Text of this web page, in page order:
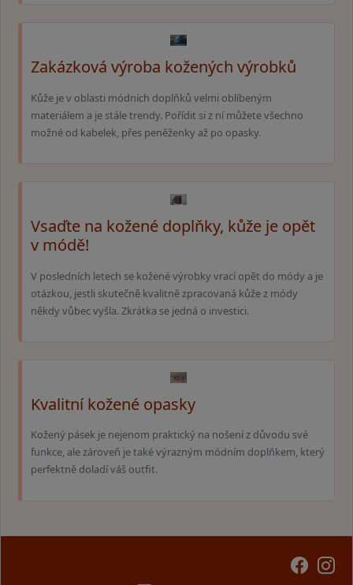
Zakázková výroba kožených výrobků
Kůže je v oblasti módních doplňků velmi oblíbeným
materiálem a je stále trendy. Pořídit si z ní můžete všechno
možné od kabelek, přes peněženky až po opasky.
Vsaďte na kožené doplňky, kůže je opět
v módě!
V posledních letech se kožené výrobky vrací opět do módy a je
otázkou, jestli skutečně kvalitně zpracovaná kůže z módy
někdy vůbec vyšla. Zkrátka se jedná o investici.
Kvalitní kožené opasky
Kožený pásek je nejenom praktický na nošení z důvodu své
funkce, ale zároveň je také výrazným módním doplňkem, který
perfektně doladí váš outfit.